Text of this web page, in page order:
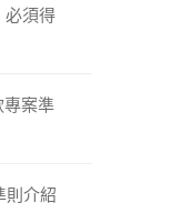
必須得
專案準
則介紹